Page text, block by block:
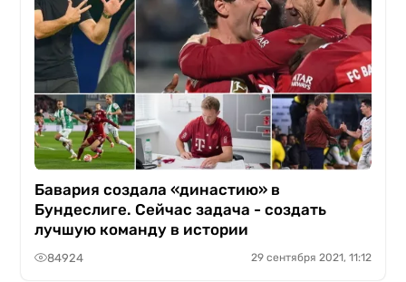
Бавария создала «династию» в
Бундеслиге. Сейчас задача - создать
лучшую команду в истории
84924 29 сентября 2021, 11:12